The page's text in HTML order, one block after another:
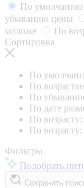
По умолчанию
убыванию цены
моложе
По
Сортировка
По
По
По
По дате
По
По
Фильтры
Подобрать
Сохранить